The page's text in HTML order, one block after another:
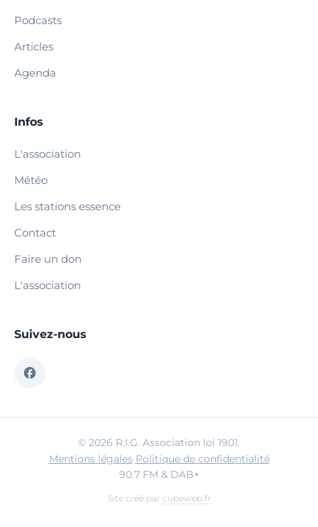
Podcasts
Articles
Agenda
Infos
L'association
Météo
Les stations essence
Contact
Faire un don
L'association
Suivez-nous
© 2026 R.I.G. Association loi 1901.
Mentions légales·Politique de confidentialité
90.7 FM & DAB+
Site créé par cubeweb.fr